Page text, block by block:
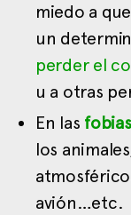
miedo a
un
perder el
u a otras
En las
los
avión…etc.